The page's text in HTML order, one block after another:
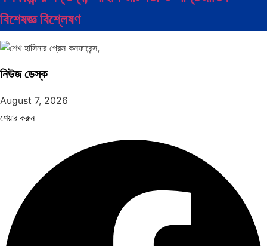
বিশেষজ্ঞ বিশ্লেষণ
নিউজ ডেস্ক
August 7, 2026
শেয়ার করুন